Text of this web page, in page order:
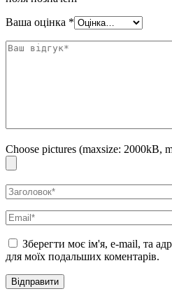
Ваша оцінка *
Choose pictures (maxsize: 2000kB,
Зберегти моє ім'я, e-mail, та
для моїх подальших коментарів.